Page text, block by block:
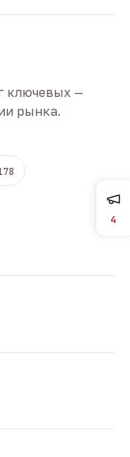
ключевых —
рынка.
4